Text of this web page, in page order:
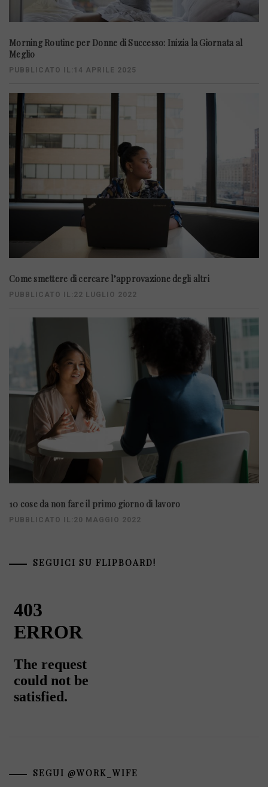
Morning Routine per Donne di Successo: Inizia la Giornata al
Meglio
PUBBLICATO IL:14 APRILE 2025
Come smettere di cercare l’approvazione degli altri
PUBBLICATO IL:22 LUGLIO 2022
10 cose da non fare il primo giorno di lavoro
PUBBLICATO IL:20 MAGGIO 2022
SEGUICI SU FLIPBOARD!
SEGUI @WORK_WIFE